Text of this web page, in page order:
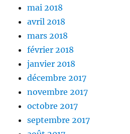
mai 2018
avril 2018
mars 2018
février 2018
janvier 2018
décembre 2017
novembre 2017
octobre 2017
septembre 2017